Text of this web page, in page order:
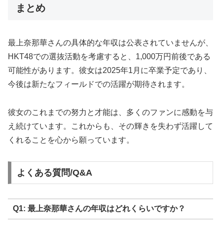
まとめ
最上奈那華さんの具体的な年収は公表されていませんが、
HKT48での選抜活動を考慮すると、1,000万円前後である
可能性があります。彼女は2025年1月に卒業予定であり、
今後は新たなフィールドでの活躍が期待されます。
彼女のこれまでの努力と才能は、多くのファンに感動を与
え続けています。これからも、その輝きを失わず活躍して
くれることを心から願っています。
よくある質問/Q&A
Q1: 最上奈那華さんの年収はどれくらいですか？